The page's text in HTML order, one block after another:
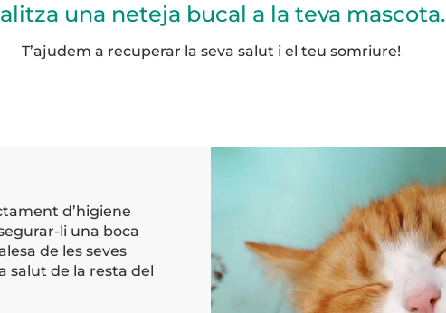
una neteja bucal a la teva mascota.
T’ajudem a recuperar la seva salut i el teu somriure!
d’higiene
li una boca
de les seves
salut de la resta del